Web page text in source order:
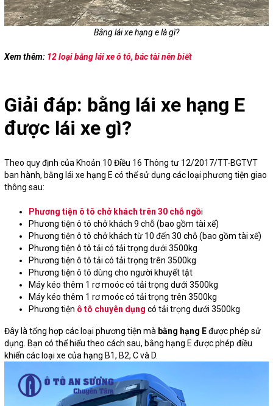
Bằng lái xe hạng e là gì?
Xem thêm: 12 loại bằng lái xe ô tô, bác tài nên biết
Giải đáp: bằng lái xe hạng E
được lái xe gì?
Theo quy định của Khoản 10 Điều 16 Thông tư 12/2017/TT-BGTVT
ban hành, bằng lái xe hạng E có thể sử dụng các loại phương tiện giao
thông sau:
Phương tiện ô tô chở khách trên 30 chỗ ngồi
Phương tiện ô tô chở khách 9 chỗ (bao gồm tài xế)
Phương tiện ô tô chở khách từ 10 đến 30 chỗ (bao gồm tài xế)
Phương tiện ô tô tải có tải trọng dưới 3500kg
Phương tiện ô tô tải có tải trọng trên 3500kg
Phương tiện ô tô dùng cho người khuyết tật
Máy kéo thêm 1 rơ moóc có tải trọng dưới 3500kg
Máy kéo thêm 1 rơ moóc có tải trọng trên 3500kg
Phương tiện ô tô chuyên dụng có tải trọng dưới 3500kg
Đây là tổng hợp các loại phương tiện mà bằng hạng Eđược phép sử
dụng. Bạn có thể hiểu theo cách sau, bằng hạng E được phép điều
khiển các loại xe của hạng B1, B2, C và D.